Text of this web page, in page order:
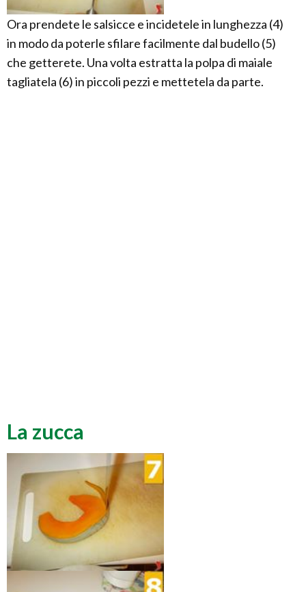
Ora prendete le salsicce e incidetele in lunghezza (4)
in modo da poterle sfilare facilmente dal budello (5)
che getterete. Una volta estratta la polpa di maiale
tagliatela (6) in piccoli pezzi e mettetela da parte.
La zucca